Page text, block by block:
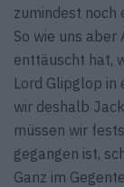
zumindest noch
So wie uns aber
enttäuscht hat,
Lord Glipglop in
wir deshalb
müssen wir
gegangen ist,
Ganz im